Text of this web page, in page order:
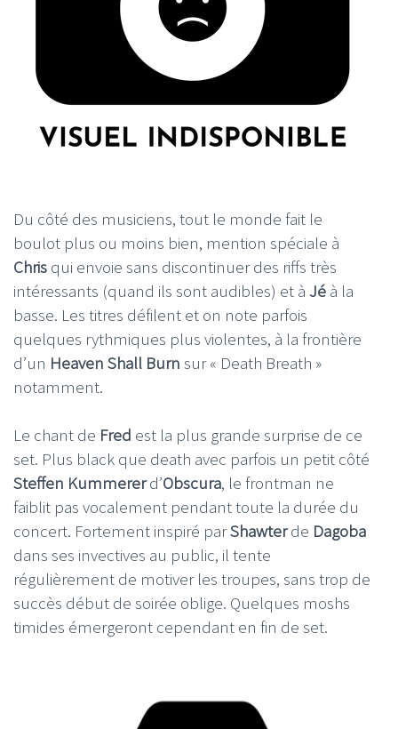
Du côté des musiciens, tout le monde fait le
boulot plus ou moins bien, mention spéciale à
Chris qui envoie sans discontinuer des riffs très
intéressants (quand ils sont audibles) et à Jé à la
basse. Les titres défilent et on note parfois
quelques rythmiques plus violentes, à la frontière
d’un Heaven Shall Burn sur « Death Breath »
notamment.
Le chant de Fred est la plus grande surprise de ce
set. Plus black que death avec parfois un petit côté
Steffen Kummererd’Obscura, le frontman ne
faiblit pas vocalement pendant toute la durée du
concert. Fortement inspiré parShawterde Dagoba
dans ses invectives au public, il tente
régulièrement de motiver les troupes, sans trop de
succès début de soirée oblige. Quelques moshs
timides émergeront cependant en fin de set.